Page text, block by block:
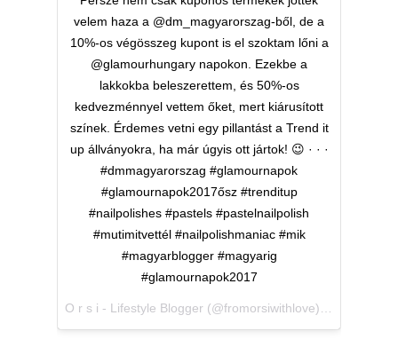
velem haza a @dm_magyarorszag-ből, de a
10%-os végösszeg kupont is el szoktam lőni a
@glamourhungary napokon. Ezekbe a
lakkokba beleszerettem, és 50%-os
kedvezménnyel vettem őket, mert kiárusított
színek. Érdemes vetni egy pillantást a Trend it
up állványokra, ha már úgyis ott jártok! 😉 · · ·
#dmmagyarorszag #glamournapok
#glamournapok2017ősz #trenditup
#nailpolishes #pastels #pastelnailpolish
#mutimitvettél #nailpolishmaniac #mik
#magyarblogger #magyarig
#glamournapok2017